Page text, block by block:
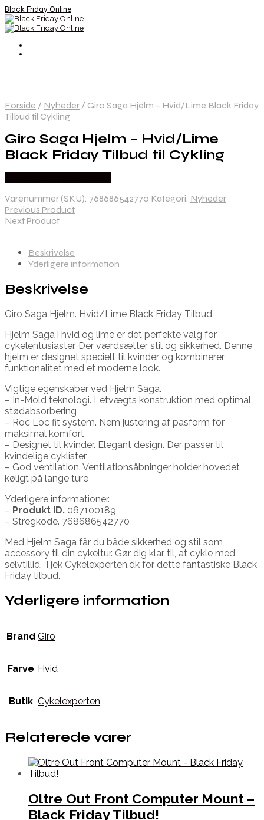
Black Friday Online
Forside / Nyheder / Giro Saga Hjelm – Hvid/Lime Black Friday
Tilbud til Cykling
Giro Saga Hjelm – Hvid/Lime
Black Friday Tilbud til Cykling
Varenummer (SKU): 768686542770 Kategori: Nyheder
Previous Product
Next Product
Beskrivelse
Yderligere information
Beskrivelse
Giro Saga Hjelm. Hvid/Lime Black Friday Tilbud
Hjelm Saga i hvid og lime er det perfekte valg for
cykelentusiaster. Der værdsætter stil og sikkerhed. Denne
hjelm er designet specielt til kvinder og kombinerer
funktionalitet med et moderne look.
Vigtige egenskaber ved Hjelm Saga.
– In-Mold teknologi. Letvægts konstruktion med optimal
stødabsorbering
– Roc Loc fit system. Nem justering af pasform for
maksimal komfort
– Designet til kvinder. Elegant design. Der passer til
kvindelige cyklister
– God ventilation. Ventilationsåbninger holder hovedet
køligt på lange ture
Yderligere informationer.
– Produkt ID. 067100189
– Stregkode. 768686542770
Med Hjelm Saga får du både sikkerhed og stil som
accessory til din cykeltur. Gør dig klar til, at cykle med
selvtillid. Tjek Cykelexperten.dk for dette fantastiske Black
Friday tilbud.
Yderligere information
Brand Giro
Farve Hvid
Butik Cykelexperten
Relaterede varer
Oltre Out Front Computer Mount –
Black Friday Tilbud!